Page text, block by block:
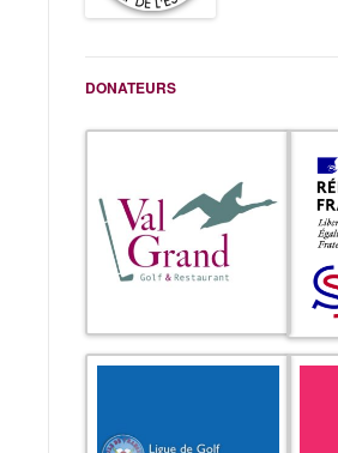
DONATEURS